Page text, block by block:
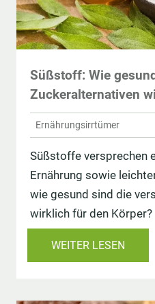
Süßstoff: Wie
Zuckeralternativen
Ernährungsirrtümer
Süßstoffe versprechen
Ernährung sowie
wie gesund sind die
wirklich für den Körper?
WEITER LESEN